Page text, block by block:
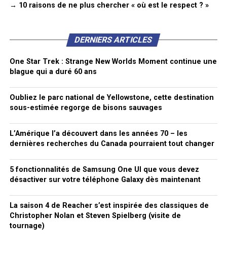
→ 10 raisons de ne plus chercher « où est le respect ? »
DERNIERS ARTICLES
One Star Trek : Strange New Worlds Moment continue une
blague qui a duré 60 ans
Oubliez le parc national de Yellowstone, cette destination
sous-estimée regorge de bisons sauvages
L’Amérique l’a découvert dans les années 70 – les
dernières recherches du Canada pourraient tout changer
5 fonctionnalités de Samsung One UI que vous devez
désactiver sur votre téléphone Galaxy dès maintenant
La saison 4 de Reacher s’est inspirée des classiques de
Christopher Nolan et Steven Spielberg (visite de
tournage)